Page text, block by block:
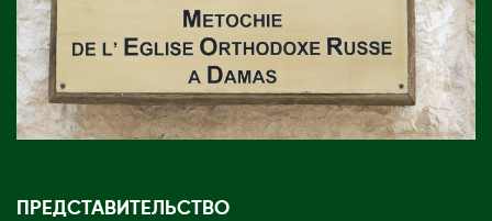
ПРЕДСТАВИТЕЛЬСТВО